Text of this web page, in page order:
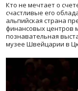
Кто не мечтает о
счастливые его
альпийская страна
финансовых центров
познавательная
музее Швейцарии в